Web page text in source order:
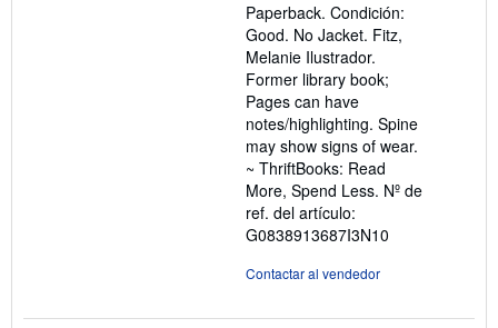
Paperback. Condición:
Good. No Jacket. Fitz,
Melanie Ilustrador.
Former library book;
Pages can have
notes/highlighting. Spine
may show signs of wear.
~ ThriftBooks: Read
More, Spend Less. Nº de
ref. del artículo:
G0838913687I3N10
Contactar al vendedor